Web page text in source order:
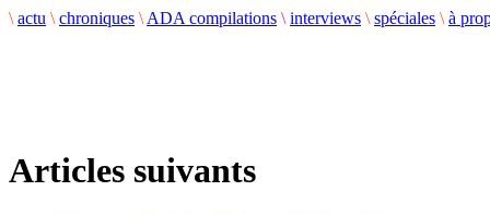
\ actu \ chroniques \ ADA compilations \ interviews \ spéciales \ à
Articles suivants